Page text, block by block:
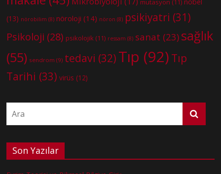
mutasyon (11)
(13) nörobilim (8) nöroloji (14) nöron (8) psikiyatri (31)
Psikoloji (28) psikolojik (11) ressam (8) sanat (23) sağlık
(55) sendrom (9) tedavi (32) Tıp (92) Tıp
Tarihi (33) virüs (12)
Son Yazılar